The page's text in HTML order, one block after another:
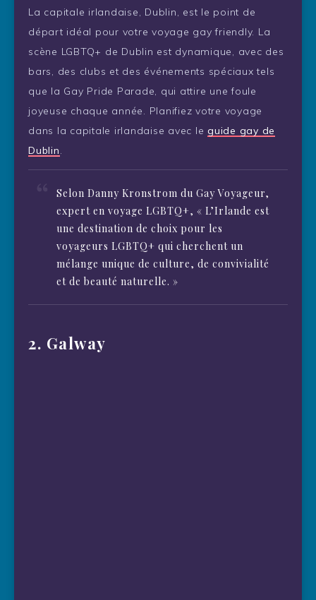
La capitale irlandaise, Dublin, est le point de
départ idéal pour votre voyage gay friendly. La
scène LGBTQ+ de Dublin est dynamique, avec des
bars, des clubs et des événements spéciaux tels
que la Gay Pride Parade, qui attire une foule
joyeuse chaque année. Planifiez votre voyage
dans la capitale irlandaise avec le guide gay de
Dublin.
Selon Danny Kronstrom du Gay Voyageur,
expert en voyage LGBTQ+, « L’Irlande est
une destination de choix pour les
voyageurs LGBTQ+ qui cherchent un
mélange unique de culture, de convivialité
et de beauté naturelle. »
2. Galway